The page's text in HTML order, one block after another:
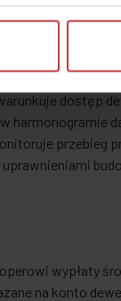
Nad
zakończeniu
wykonane.
dostęp
harmonogramie
przebieg
wypłaty
na konto